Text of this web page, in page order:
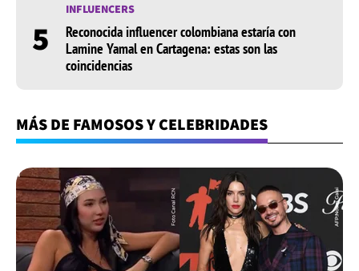
5
INFLUENCERS
Reconocida influencer colombiana estaría con
Lamine Yamal en Cartagena: estas son las
coincidencias
MÁS DE FAMOSOS Y CELEBRIDADES